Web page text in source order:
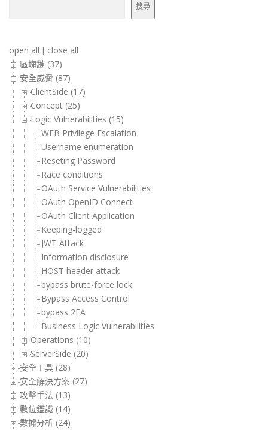
搜尋
open all | close all
區塊鏈 (37)
安全威脅 (87)
ClientSide (17)
Concept (25)
Logic Vulnerabilities (15)
WEB Privilege Escalation
Username enumeration
Reseting Password
Race conditions
OAuth Service Vulnerabilities
OAuth OpenID Connect
OAuth Client Application
Keeping-logged
JWT Attack
Information disclosure
HOST header attack
bypass brute-force lock
Bypass Access Control
bypass 2FA
Business Logic Vulnerabilities
Operations (10)
ServerSide (20)
安全工具 (28)
安全解決方案 (27)
攻擊手法 (13)
數位鑑識 (14)
數據分析 (24)